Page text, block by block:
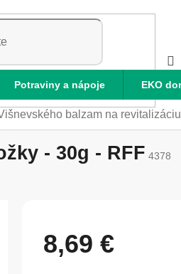
Potraviny a nápoje EKO
balzam na
- 30g - RFF 4378
8,69 €